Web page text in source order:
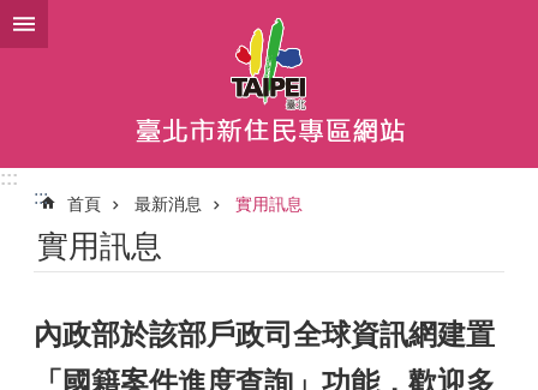
跳到主要內容區塊
:::
:::
首頁 最新消息 實用訊息
實用訊息
內政部於該部戶政司全球資訊網建置
「國籍案件進度查詢」功能，歡迎多